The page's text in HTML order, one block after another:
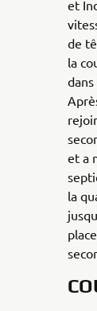
et
de
la
et a
la